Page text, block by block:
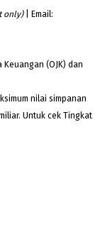
only)| Email:
(OJK) dan
nilai simpanan
Untuk cek Tingkat